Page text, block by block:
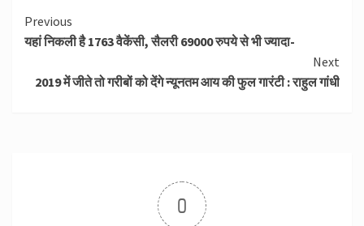
Continue
Reading
Previous
यहां निकली है 1763 वैकेंसी, सैलरी 69000 रुपये से भी ज्यादा-
Next
2019 में जीते तो गरीबों को देंगे न्यूनतम आय की फुल गारंटी : राहुल गांधी
0